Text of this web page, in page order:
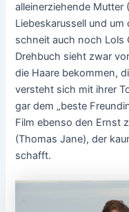
alleinerziehende Mutter
Liebeskarussell und
schneit auch noch Lols
Drehbuch sieht zwar
die Haare bekommen,
versteht sich mit ihrer
gar dem „beste
Film ebenso den Ernst
(Thomas Jane), der
schafft.